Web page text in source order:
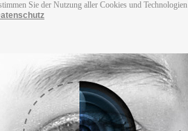
Sie der Nutzung aller Cookies und Technologien